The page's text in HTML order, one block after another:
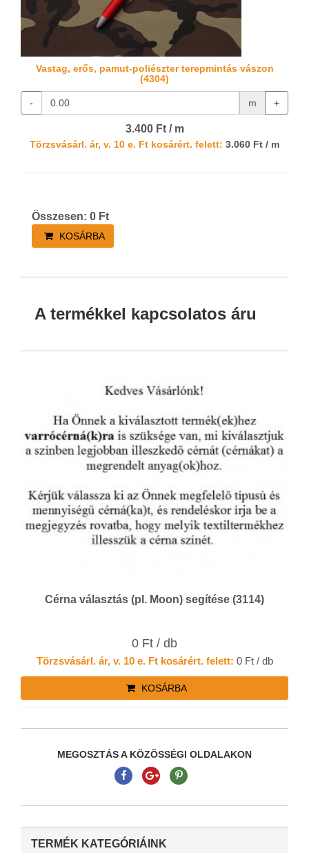
Vastag, erős, pamut-poliészter terepmintás vászon
(4304)
- m +
3.400 Ft / m
Törzsvásárl. ár, v. 10 e. Ft kosárért. felett: 3.060 Ft / m
Összesen: 0 Ft
KOSÁRBA
A termékkel kapcsolatos áru
Cérna választás (pl. Moon) segítése (3114)
0 Ft / db
Törzsvásárl. ár, v. 10 e. Ft kosárért. felett: 0 Ft / db
KOSÁRBA
MEGOSZTÁS A KÖZÖSSÉGI OLDALAKON
TERMÉK KATEGÓRIÁINK